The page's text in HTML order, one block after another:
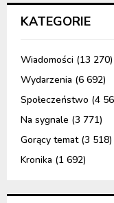
KATEGORIE
Wiadomości (13 270)
Wydarzenia (6 692)
Społeczeństwo (4
Na sygnale (3 771)
Gorący temat(3 518)
Kronika (1 692)